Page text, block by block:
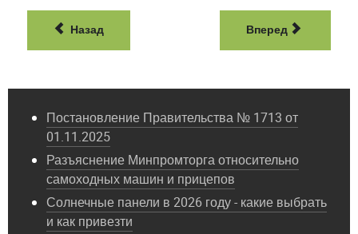
Назад Вперед
Постановление Правительства № 1713 от
01.11.2025
Разъяснение Минпромторга относительно
самоходных машин и прицепов
Солнечные панели в 2026 году - какие выбрать
и как привезти